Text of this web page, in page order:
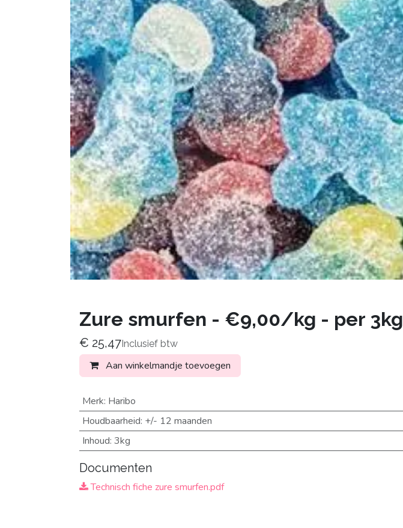
Zure smurfen - €9,00/kg - per 3kg
€ 25,47Inclusief btw
Aan winkelmandje toevoegen
Merk: Haribo
Houdbaarheid: +/- 12 maanden
Inhoud: 3kg
Documenten
Technisch fiche zure smurfen.pdf